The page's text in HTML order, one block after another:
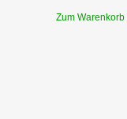
Zum Warenkorb